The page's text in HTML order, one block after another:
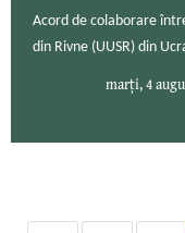
Acord de colaborare
din Rivne (UUSR) din
marți, 4